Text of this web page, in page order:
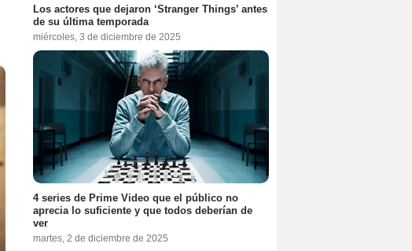
Los actores que dejaron ‘Stranger Things’ antes
de su última temporada
miércoles, 3 de diciembre de 2025
4 series de Prime Video que el público no
aprecia lo suficiente y que todos deberían de
ver
martes, 2 de diciembre de 2025